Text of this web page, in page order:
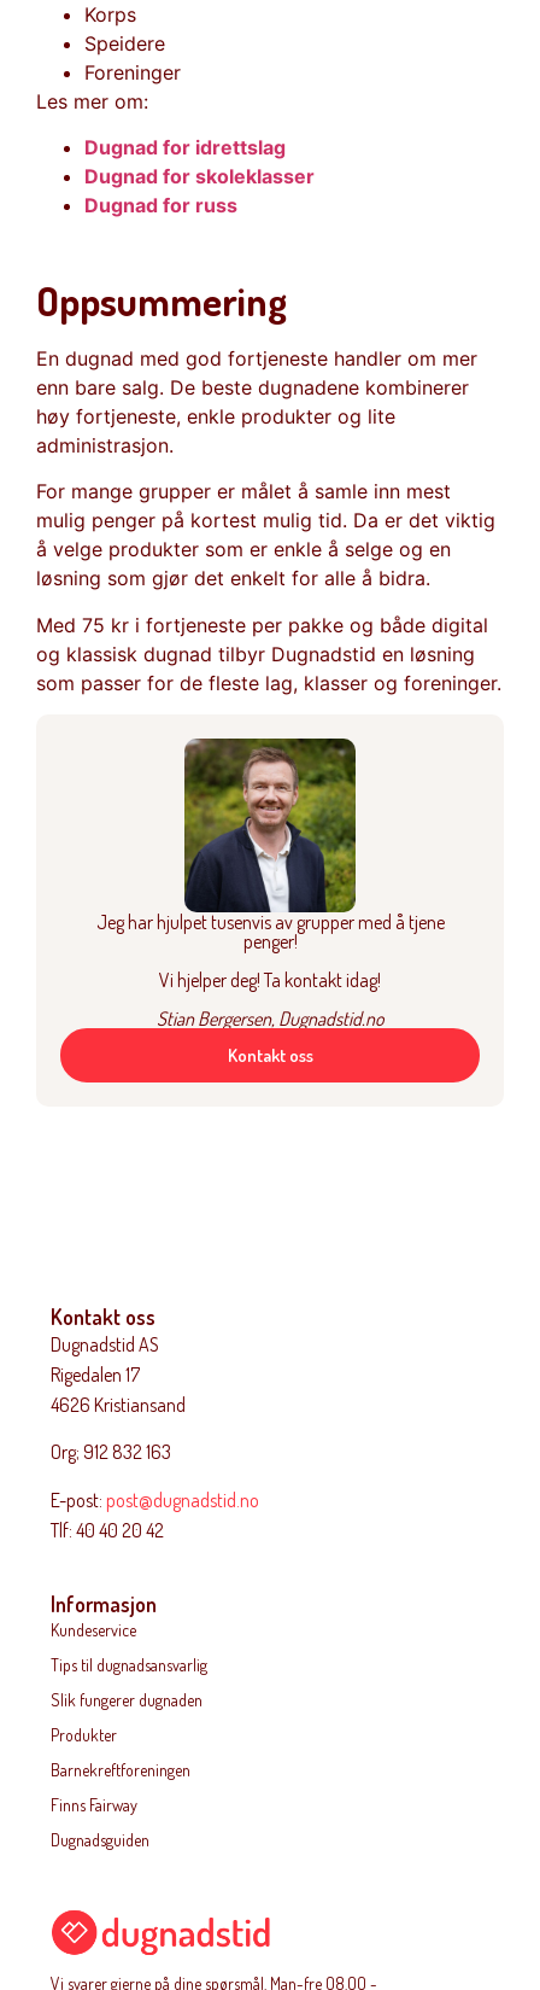
Korps
Speidere
Foreninger
Les mer om:
Dugnad for idrettslag
Dugnad for skoleklasser
Dugnad for russ
Oppsummering
En dugnad med god fortjeneste handler om mer
enn bare salg. De beste dugnadene kombinerer
høy fortjeneste, enkle produkter og lite
administrasjon.
For mange grupper er målet å samle inn mest
mulig penger på kortest mulig tid. Da er det viktig
å velge produkter som er enkle å selge og en
løsning som gjør det enkelt for alle å bidra.
Med 75 kr i fortjeneste per pakke og både digital
og klassisk dugnad tilbyr Dugnadstid en løsning
som passer for de fleste lag, klasser og foreninger.
Jeg har hjulpet tusenvis av grupper med å tjene
penger!
Vi hjelper deg! Ta kontakt idag!
Stian Bergersen, Dugnadstid.no
Kontakt oss
Kontakt oss
Dugnadstid AS
Rigedalen 17
4626 Kristiansand
Org; 912 832 163
E-post: post@dugnadstid.no
Tlf: 40 40 20 42
Informasjon
Kundeservice
Tips til dugnadsansvarlig
Slik fungerer dugnaden
Produkter
Barnekreftforeningen
Finns Fairway
Dugnadsguiden
Vi svarer gjerne på dine spørsmål. Man-fre O8.OO -